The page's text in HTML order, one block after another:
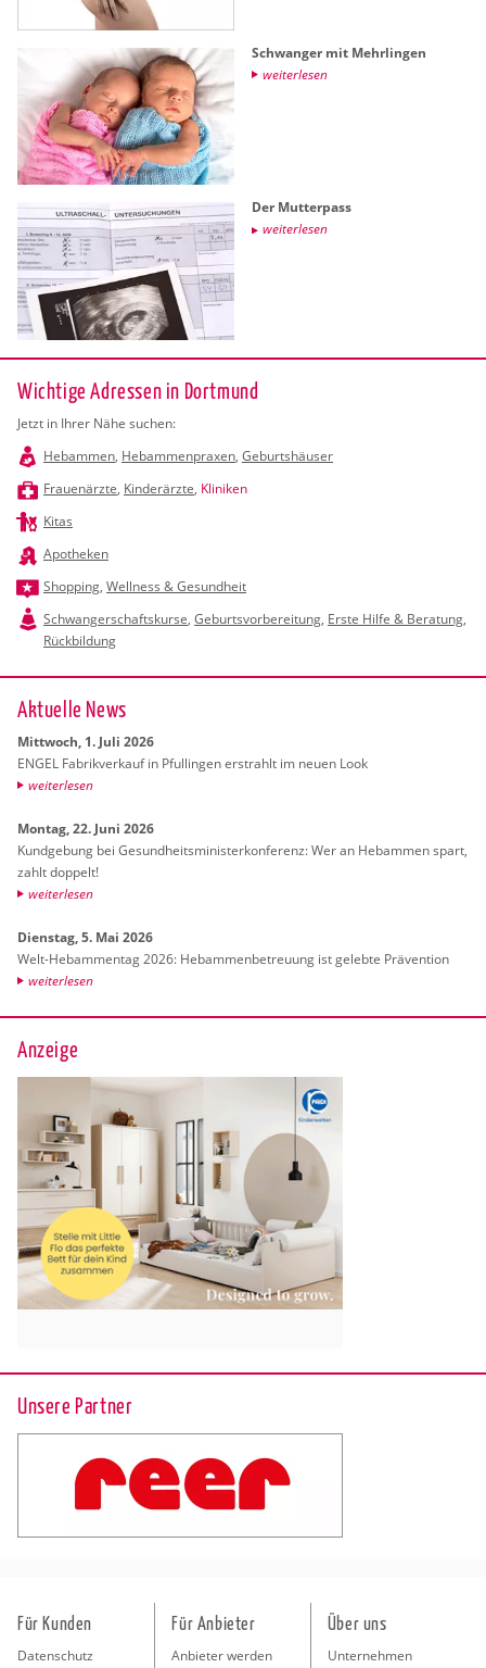
Schwan­ger mit Mehr­lin­gen
wei­ter­le­sen
Der Mut­ter­pass
wei­ter­le­sen
Wichtige Adressen in Dortmund
Jetzt in Ihrer Nähe suchen:
Hebammen, Hebammenpraxen, Geburtshäuser
Frauenärzte, Kinderärzte, Kliniken
Kitas
Apotheken
Shopping, Wellness & Gesundheit
Schwangerschaftskurse, Geburtsvorbereitung, Erste Hilfe & Beratung,
Rückbildung
Ak­tu­el­le News
Mitt­woch, 1. Juli 2026
ENGEL Fa­brik­ver­kauf in Pful­lin­gen er­strahlt im neuen Look
wei­ter­le­sen
Mon­tag, 22. Juni 2026
Kund­ge­bung bei Ge­sund­heits­mi­nis­ter­kon­fe­renz: Wer an Heb­am­men spart,
zahlt dop­pelt!
wei­ter­le­sen
Diens­tag, 5. Mai 2026
Welt-Heb­am­men­tag 2026: Heb­am­men­be­treu­ung ist ge­leb­te Prä­ven­ti­on
wei­ter­le­sen
Anzeige
Unsere Partner
Für Kunden
Datenschutz
Für Anbieter
Anbieter werden
Über uns
Unternehmen